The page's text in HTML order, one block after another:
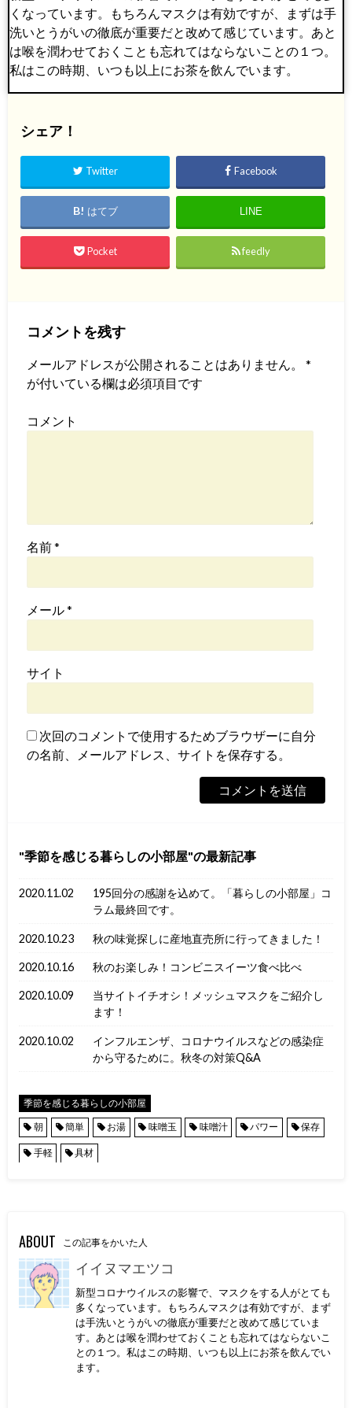
くなっています。もちろんマスクは有効ですが、まずは手
洗いとうがいの徹底が重要だと改めて感じています。あと
は喉を潤わせておくことも忘れてはならないことの１つ。
私はこの時期、いつも以上にお茶を飲んでいます。
シェア！
Twitter Facebook
はてブ LINE
Pocket feedly
コメントを残す
メールアドレスが公開されることはありません。
*
が付いている欄は必須項目です
コメント
名前*
メール*
サイト
次回のコメントで使用するためブラウザーに自分
の名前、メールアドレス、サイトを保存する。
季節を感じる暮らしの小部屋 の最新記事
2020.11.02
195回分の感謝を込めて。「暮らしの小部屋」コ
ラム最終回です。
2020.10.23 秋の味覚探しに産地直売所に行ってきました！
2020.10.16 秋のお楽しみ！コンビニスイーツ食べ比べ
2020.10.09
当サイトイチオシ！メッシュマスクをご紹介し
ます！
2020.10.02
インフルエンザ、コロナウイルスなどの感染症
から守るために。秋冬の対策Q&A
季節を感じる暮らしの小部屋
朝
簡単 お湯 味噌玉 味噌汁 パワー 保存
手軽 具材
ABOUT この記事をかいた人
イイヌマエツコ
新型コロナウイルスの影響で、マスクをする人がとても
多くなっています。もちろんマスクは有効ですが、まず
は手洗いとうがいの徹底が重要だと改めて感じていま
す。あとは喉を潤わせておくことも忘れてはならないこ
との１つ。私はこの時期、いつも以上にお茶を飲んでい
ます。